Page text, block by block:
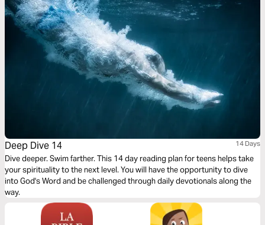
Deep Dive 14 14 Days
Dive deeper. Swim farther. This 14 day reading plan for teens helps take
your spirituality to the next level. You will have the opportunity to dive
into God's Word and be challenged through daily devotionals along the
way.